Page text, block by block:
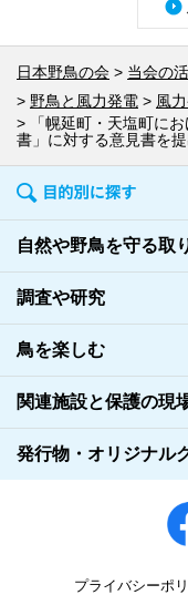
日本野鳥の会 当会の
野鳥と風力発電
風
「幌延町・天塩町に
書」に対する意見書を
自然や野鳥を守る取
調査や研究
鳥を楽しむ
関連施設と保護の現
発行物・オリジナル
プライバシーポ